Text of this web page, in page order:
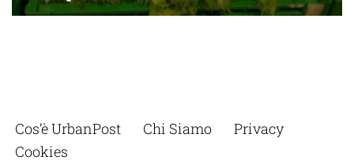
Cos’è UrbanPost Chi Siamo
Privacy
Cookies